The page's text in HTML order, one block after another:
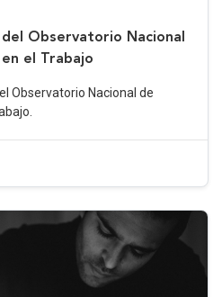
del Observatorio Nacional
el Trabajo
Observatorio Nacional de